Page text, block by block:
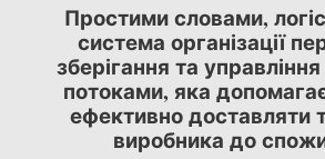
Простими словами,
система організації
зберігання та
потоками, яка
ефективно доставляти
виробника до